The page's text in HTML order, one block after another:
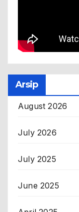
Arsip
August 2026
July 2026
July 2025
June 2025